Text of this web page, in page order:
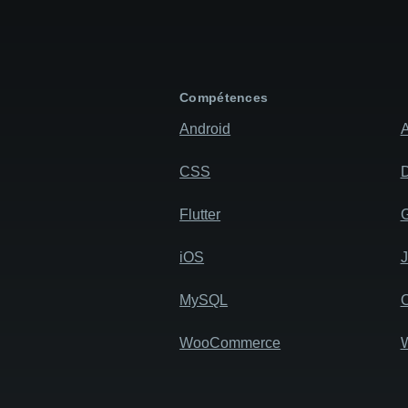
Compétences
Android
CSS
Flutter
iOS
MySQL
WooCommerce